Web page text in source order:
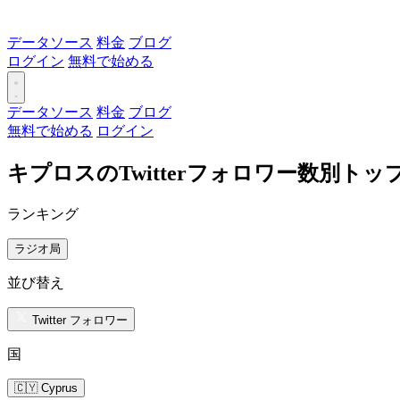
データソース 料金 ブログ
ログイン 無料で始める
データソース 料金 ブログ
無料で始める ログイン
キプロスのTwitterフォロワー数別トッ
ランキング
ラジオ局
並び替え
Twitter フォロワー
国
🇨🇾 Cyprus